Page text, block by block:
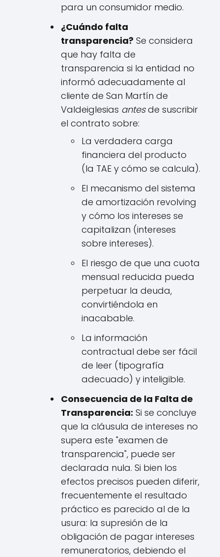
para un consumidor medio.
¿Cuándo falta
transparencia? Se considera
que hay falta de
transparencia si la entidad no
informó adecuadamente al
cliente de San Martín de
Valdeiglesias antesde suscribir
el contrato sobre:
La verdadera carga
financiera del producto
(la TAE y cómo se calcula).
El mecanismo del sistema
de amortización revolving
y cómo los intereses se
capitalizan (intereses
sobre intereses).
El riesgo de que una cuota
mensual reducida pueda
perpetuar la deuda,
convirtiéndola en
inacabable.
La información
contractual debe ser fácil
de leer (tipografía
adecuado) y inteligible.
Consecuencia de la Falta de
Transparencia: Si se concluye
que la cláusula de intereses no
supera este "examen de
transparencia", puede ser
declarada nula. Si bien los
efectos precisos pueden diferir,
frecuentemente el resultado
práctico es parecido al de la
usura: la supresión de la
obligación de pagar intereses
remuneratorios, debiendo el